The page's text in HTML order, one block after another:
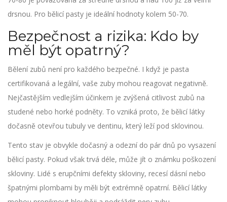
drsnou. Pro bělicí pasty je ideální hodnoty kolem 50-70.
Bezpečnost a rizika: Kdo by
měl být opatrný?
Bělení zubů není pro každého bezpečné. I když je pasta
certifikovaná a legální, vaše zuby mohou reagovat negativně.
Nejčastějším vedlejším účinkem je zvýšená citlivost zubů na
studené nebo horké podněty. To vzniká proto, že bělicí látky
dočasně otevřou tubuly ve dentinu, který leží pod sklovinou.
Tento stav je obvykle dočasný a odezní do pár dnů po vysazení
bělicí pasty. Pokud však trvá déle, může jít o známku poškození
skloviny. Lidé s erupčními defekty skloviny, recesí dásní nebo
špatnými plombami by měli být extrémně opatrní. Bělicí látky